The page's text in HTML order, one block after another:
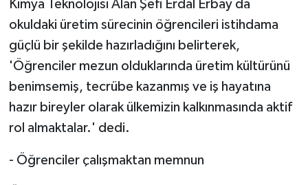
Kimya Teknolojisi Alan Şefi Erdal Erbay da
okuldaki üretim sürecinin öğrencileri istihdama
güçlü bir şekilde hazırladığını belirterek,
'Öğrenciler mezun olduklarında üretim kültürünü
benimsemiş, tecrübe kazanmış ve iş hayatına
hazır bireyler olarak ülkemizin kalkınmasında aktif
rol almaktalar.' dedi.
- Öğrenciler çalışmaktan memnun